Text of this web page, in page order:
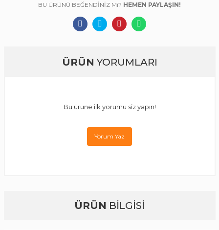
BU ÜRÜNÜ BEĞENDİNİZ Mi? HEMEN PAYLAŞIN!
ÜRÜN YORUMLARI
Bu ürüne ilk yorumu siz yapın!
Yorum Yaz
ÜRÜN BİLGİSİ